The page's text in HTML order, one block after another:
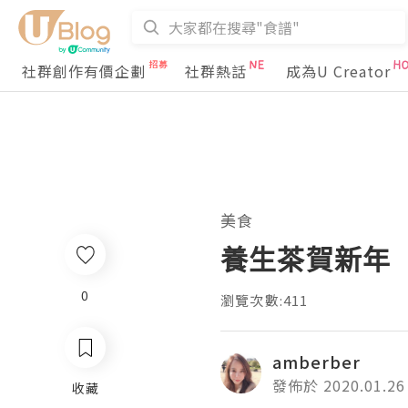
社群創作有價企劃 社群熱話 成為U Creator
0
收藏
美食
養生茶賀新年
瀏覽次數:411
amberber
發佈於 2020.01.26